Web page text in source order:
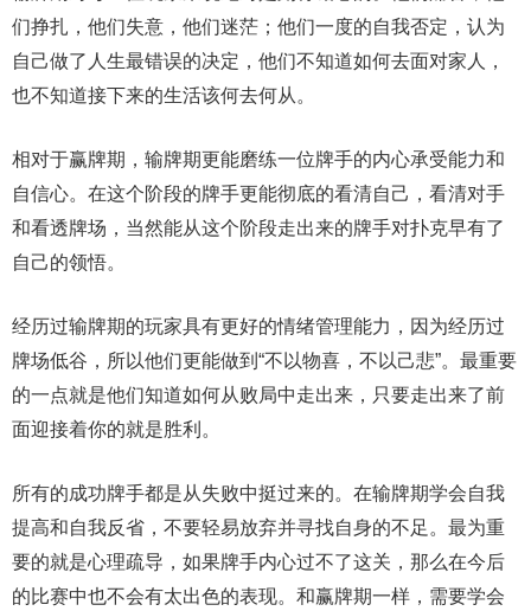
们挣扎，他们失意，他们迷茫；他们一度的自我否定，认为
自己做了人生最错误的决定，他们不知道如何去面对家人，
也不知道接下来的生活该何去何从。
相对于赢牌期，输牌期更能磨练一位牌手的内心承受能力和
自信心。在这个阶段的牌手更能彻底的看清自己，看清对手
和看透牌场，当然能从这个阶段走出来的牌手对扑克早有了
自己的领悟。
经历过输牌期的玩家具有更好的情绪管理能力，因为经历过
牌场低谷，所以他们更能做到“不以物喜，不以己悲”。最重要
的一点就是他们知道如何从败局中走出来，只要走出来了前
面迎接着你的就是胜利。
所有的成功牌手都是从失败中挺过来的。在输牌期学会自我
提高和自我反省，不要轻易放弃并寻找自身的不足。最为重
要的就是心理疏导，如果牌手内心过不了这关，那么在今后
的比赛中也不会有太出色的表现。和赢牌期一样，需要学会